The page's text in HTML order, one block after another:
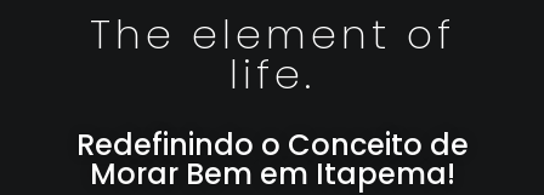
The element of
life.
Redefinindo o Conceito de
Morar Bem em Itapema!